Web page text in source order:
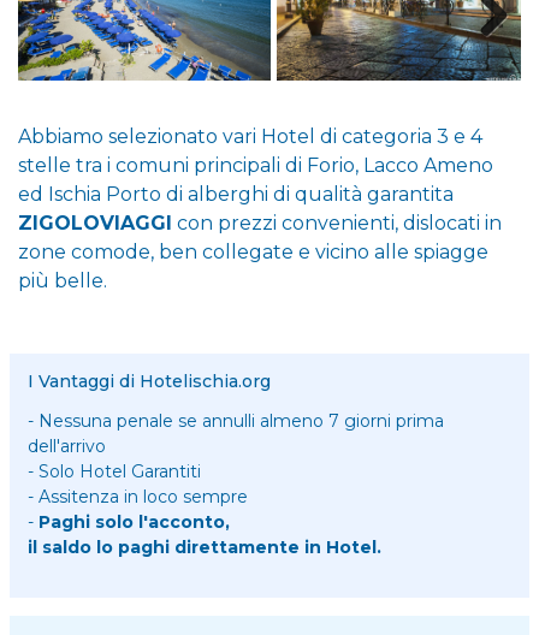
Abbiamo selezionato vari Hotel di categoria 3 e 4
stelle tra i comuni principali di Forio, Lacco Ameno
ed Ischia Porto di alberghi di qualità garantita
ZIGOLOVIAGGI con prezzi convenienti, dislocati in
zone comode, ben collegate e vicino alle spiagge
più belle.
I Vantaggi di Hotelischia.org
- Nessuna penale se annulli almeno 7 giorni prima
dell'arrivo
- Solo Hotel Garantiti
- Assitenza in loco sempre
- Paghi solo l'acconto,
il saldo lo paghi direttamente in Hotel.